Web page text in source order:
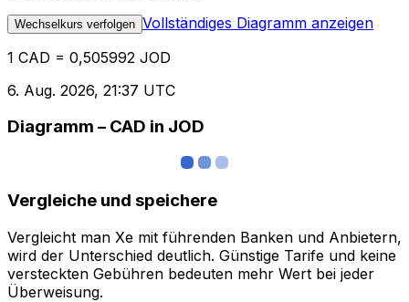
Wechselkurs verfolgen Vollständiges Diagramm anzeigen
1 CAD = 0,505992 JOD
6. Aug. 2026, 21:37 UTC
Diagramm – CAD in JOD
Vergleiche und speichere
Vergleicht man Xe mit führenden Banken und Anbietern,
wird der Unterschied deutlich. Günstige Tarife und keine
versteckten Gebühren bedeuten mehr Wert bei jeder
Überweisung.